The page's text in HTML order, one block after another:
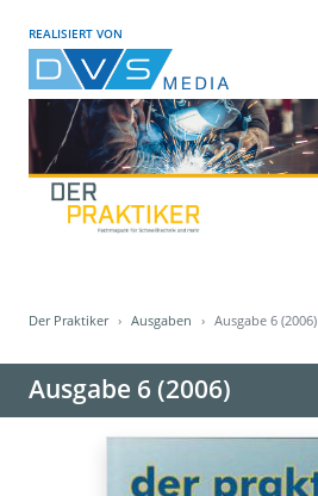
REALISIERT VON
Der Praktiker Ausgaben Ausgabe 6 (2006)
Ausgabe 6 (2006)